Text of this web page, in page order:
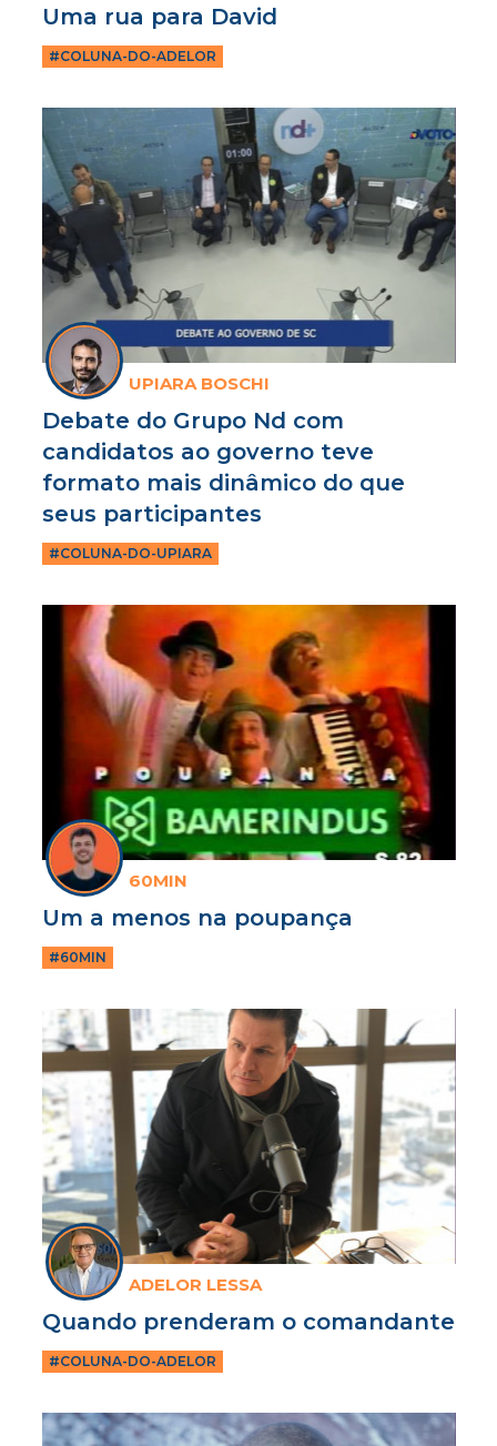
Uma rua para David
#COLUNA-DO-ADELOR
UPIARA BOSCHI
Debate do Grupo Nd com
candidatos ao governo teve
formato mais dinâmico do que
seus participantes
#COLUNA-DO-UPIARA
60MIN
Um a menos na poupança
#60MIN
ADELOR LESSA
Quando prenderam o comandante
#COLUNA-DO-ADELOR